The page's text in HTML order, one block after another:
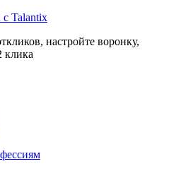
с Talantix
настройте воронку,
клика